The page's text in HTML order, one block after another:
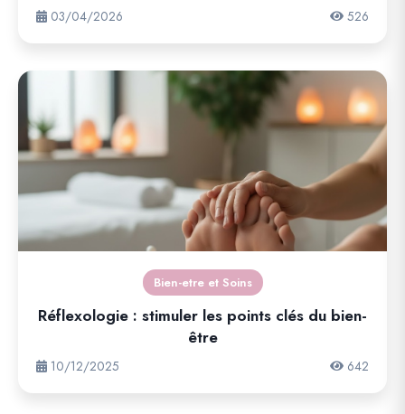
03/04/2026 526
Bien-etre et Soins
Réflexologie : stimuler les points clés du bien-
être
10/12/2025 642